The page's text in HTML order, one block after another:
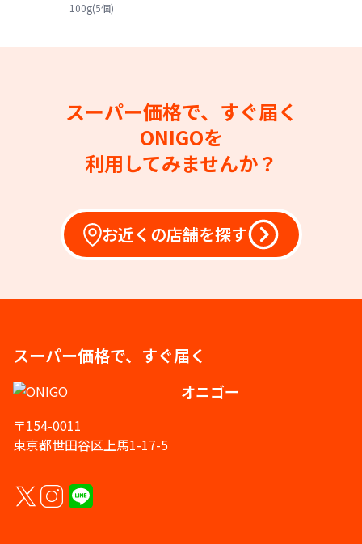
100g(5個)
スーパー価格で、すぐ届く
ONIGOを
利用してみませんか？
お近くの店舗を探す
スーパー価格で、すぐ届く
オニゴー
〒154-0011
東京都世田谷区上馬1-17-5